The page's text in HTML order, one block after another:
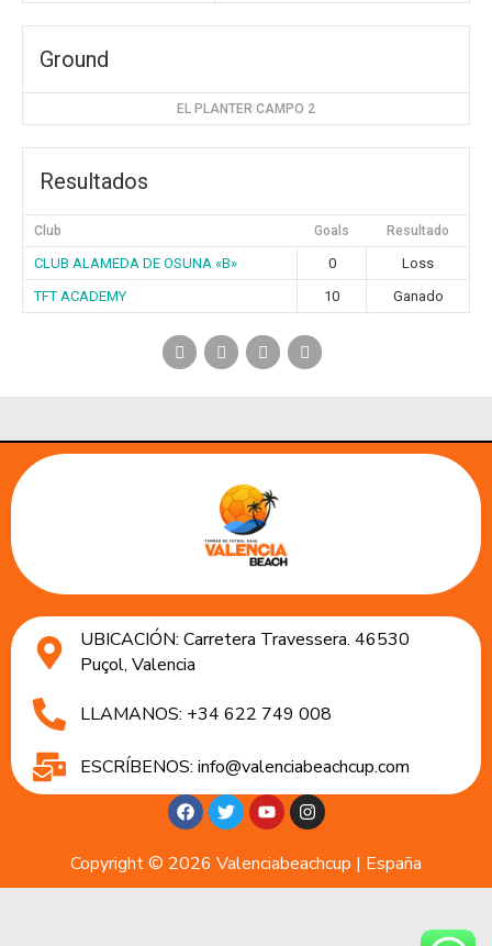
Ground
EL PLANTER CAMPO 2
Resultados
Club Goals Resultado
CLUB ALAMEDA DE OSUNA «B» 0
Loss
TFT ACADEMY
10 Ganado
UBICACIÓN: Carretera Travessera. 46530
Puçol, Valencia
LLAMANOS: +34 622 749 008
ESCRÍBENOS: info@valenciabeachcup.com
Copyright © 2026 Valenciabeachcup | España